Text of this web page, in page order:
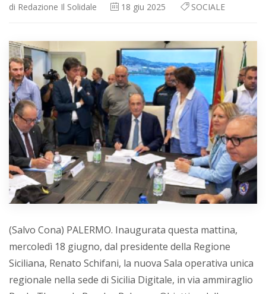
di Redazione Il Solidale 18 giu 2025 SOCIALE
(Salvo Cona) PALERMO. Inaugurata questa mattina,
mercoledì 18 giugno, dal presidente della Regione
Siciliana, Renato Schifani, la nuova Sala operativa unica
regionale nella sede di Sicilia Digitale, in via ammiraglio